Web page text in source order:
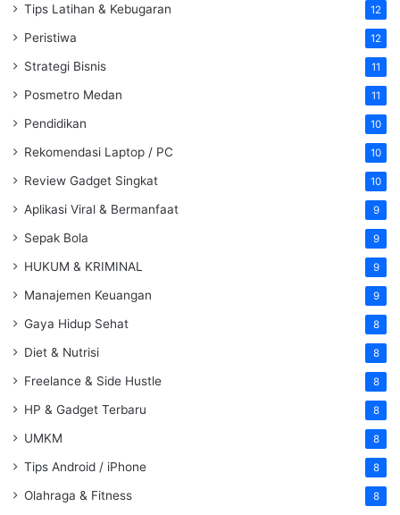
Tips Latihan & Kebugaran 12
Peristiwa 12
Strategi Bisnis 11
Posmetro Medan 11
Pendidikan 10
Rekomendasi Laptop / PC 10
Review Gadget Singkat 10
Aplikasi Viral & Bermanfaat 9
Sepak Bola 9
HUKUM & KRIMINAL 9
Manajemen Keuangan 9
Gaya Hidup Sehat 8
Diet & Nutrisi 8
Freelance & Side Hustle 8
HP & Gadget Terbaru 8
UMKM 8
Tips Android / iPhone 8
Olahraga & Fitness 8